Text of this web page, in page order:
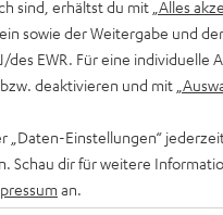
sind, erhältst du mit „Alles
sowie der Weitergabe und
EWR. Für eine individuelle
deaktivieren und mit
„Daten-Einstellungen“
Schau dir für weitere
an.